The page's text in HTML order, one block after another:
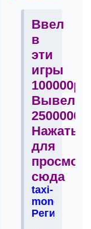
Ввел
в
эти
игры
100000р
Вывел
2500000р
Нажать
для
сюда
taxi-
money.net